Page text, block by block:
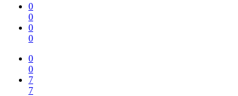
0
0
0
0
0
0
7
7